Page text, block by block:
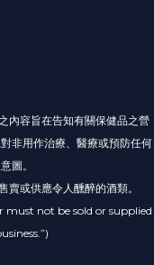
內容旨在告知有關保健品之營
非用作治療、醫療或預防任何
圖。
或供應令人醺醉的酒類。
not be sold or supplied